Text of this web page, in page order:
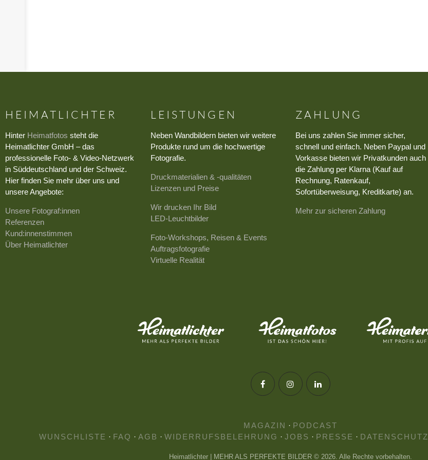
HEIMATLICHTER
Hinter Heimatfotos steht die
Heimatlichter GmbH – das
professionelle Foto- & Video-Netzwerk
in Süddeutschland und der Schweiz.
Hier finden Sie mehr über uns und
unsere Angebote:
Unsere Fotograf:innen
Referenzen
Kund:innenstimmen
Über Heimatlichter
LEISTUNGEN
Neben Wandbildern bieten wir weitere
Produkte rund um die hochwertige
Fotografie.
Druckmaterialien & -qualitäten
Lizenzen und Preise
Wir drucken Ihr Bild
LED-Leuchtbilder
Foto-Workshops, Reisen & Events
Auftragsfotografie
Virtuelle Realität
ZAHLUNG
Bei uns zahlen Sie immer sicher,
schnell und einfach. Neben Paypal und
Vorkasse bieten wir Privatkunden auch
die Zahlung per Klarna (Kauf auf
Rechnung, Ratenkauf,
Sofortüberweisung, Kreditkarte) an.
Mehr zur sicheren Zahlung
MAGAZIN · PODCAST
WUNSCHLISTE · FAQ · AGB · WIDERRUFSBELEHRUNG · JOBS · PRESSE · DATENSCHUTZ
Heimatlichter | MEHR ALS PERFEKTE BILDER © 2026. Alle Rechte vorbehalten.